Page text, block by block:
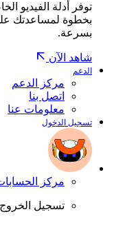
بخطوة لمساعدتك
بسرعة.
شاهد الآن
الدعم
مركز الدعم
اتصل بنا
معلومات عنا
تسجيل الدخول
مركز
تسجيل الخروج